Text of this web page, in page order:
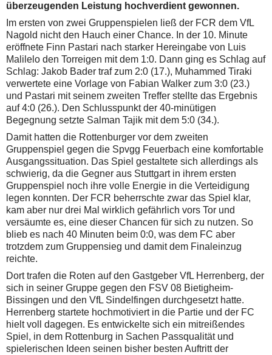
überzeugenden Leistung hochverdient gewonnen.
Im ersten von zwei Gruppenspielen ließ der FCR dem VfL
Nagold nicht den Hauch einer Chance. In der 10. Minute
eröffnete Finn Pastari nach starker Hereingabe von Luis
Malilelo den Torreigen mit dem 1:0. Dann ging es Schlag auf
Schlag: Jakob Bader traf zum 2:0 (17.), Muhammed Tiraki
verwertete eine Vorlage von Fabian Walker zum 3:0 (23.)
und Pastari mit seinem zweiten Treffer stellte das Ergebnis
auf 4:0 (26.). Den Schlusspunkt der 40-minütigen
Begegnung setzte Salman Tajik mit dem 5:0 (34.).
Damit hatten die Rottenburger vor dem zweiten
Gruppenspiel gegen die Spvgg Feuerbach eine komfortable
Ausgangssituation. Das Spiel gestaltete sich allerdings als
schwierig, da die Gegner aus Stuttgart in ihrem ersten
Gruppenspiel noch ihre volle Energie in die Verteidigung
legen konnten. Der FCR beherrschte zwar das Spiel klar,
kam aber nur drei Mal wirklich gefährlich vors Tor und
versäumte es, eine dieser Chancen für sich zu nutzen. So
blieb es nach 40 Minuten beim 0:0, was dem FC aber
trotzdem zum Gruppensieg und damit dem Finaleinzug
reichte.
Dort trafen die Roten auf den Gastgeber VfL Herrenberg, der
sich in seiner Gruppe gegen den FSV 08 Bietigheim-
Bissingen und den VfL Sindelfingen durchgesetzt hatte.
Herrenberg startete hochmotiviert in die Partie und der FC
hielt voll dagegen. Es entwickelte sich ein mitreißendes
Spiel, in dem Rottenburg in Sachen Passqualität und
spielerischen Ideen seinen bisher besten Auftritt der